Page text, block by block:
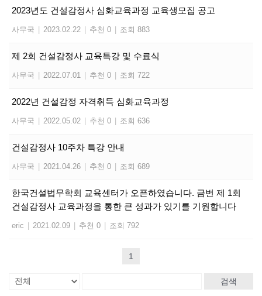
2023년도 건설감정사 심화교육과정 교육생모집 공고
사무국 | 2023.02.22 | 추천 0 | 조회 883
제 2회 건설감정사 교육특강 및 수료식
사무국 | 2022.07.01 | 추천 0 | 조회 722
2022년 건설감정 자격취득 심화교육과정
사무국 | 2022.05.02 | 추천 0 | 조회 636
건설감정사 10주차 특강 안내
사무국 | 2021.04.26 | 추천 0 | 조회 689
한국건설법무학회 교육센터가 오픈하였습니다. 금번 제 1회
건설감정사 교육과정을 통한 큰 성과가 있기를 기원합니다
eric | 2021.02.09 | 추천 0 | 조회 792
1
검색